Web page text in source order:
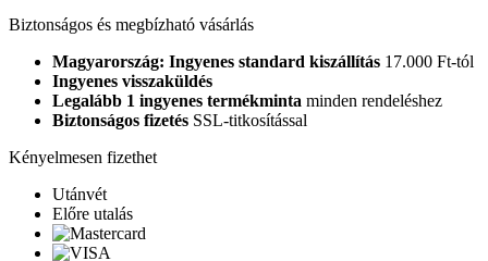
Biztonságos és megbízható vásárlás
Magyarország: Ingyenes standard kiszállítás 17.000 Ft-tól
Ingyenes visszaküldés
Legalább 1 ingyenes termékminta minden rendeléshez
Biztonságos fizetés SSL-titkosítással
Kényelmesen fizethet
Utánvét
Előre utalás